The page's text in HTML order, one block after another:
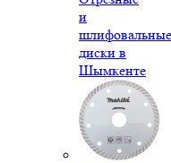
и
шлифовальные
диски в
Шымкенте